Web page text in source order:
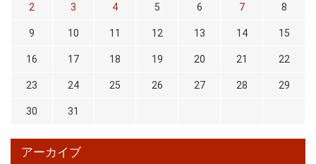
2 3 4 5 6 7 8
9 10 11 12 13 14 15
16 17 18 19 20 21 22
23 24 25 26 27 28 29
30 31
アーカイブ